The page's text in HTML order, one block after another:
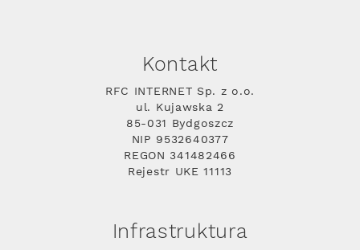
Kontakt
RFC INTERNET Sp. z o.o.
ul. Kujawska 2
85-031 Bydgoszcz
NIP 9532640377
REGON 341482466
Rejestr UKE 11113
Infrastruktura